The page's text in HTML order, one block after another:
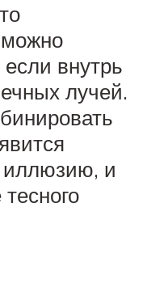
можно
внутрь
лучей.
иллюзию, и